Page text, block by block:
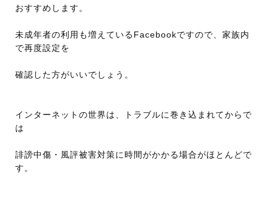
おすすめします。
未成年者の利用も増えているFacebookですので、家族内
で再度設定を
確認した方がいいでしょう。
インターネットの世界は、トラブルに巻き込まれてからで
は
誹謗中傷・風評被害対策に時間がかかる場合がほとんどで
す。